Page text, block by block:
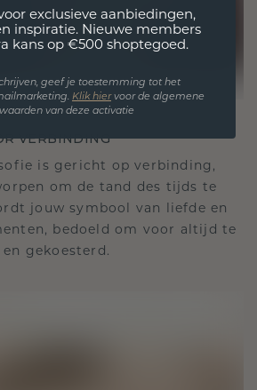
VERBINDING
is gericht op verbinding,
om de tand des tijds te
jouw symbool van liefde en
bedoeld om voor altijd te
gekoesterd.
exclusieve aanbiedingen,
inspiratie. Nieuwe members
kans op €500 shoptegoed.
geef je toestemming tot het
Klik hiervoor de algemene
van deze activatie